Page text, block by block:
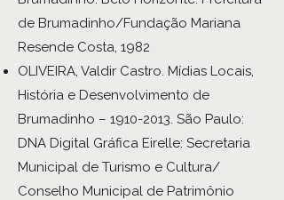
de Brumadinho/Fundação Mariana
Resende Costa, 1982
OLIVEIRA, Valdir Castro. Mídias Locais,
História e Desenvolvimento de
Brumadinho – 1910-2013. São Paulo:
DNA Digital Gráfica Eirelle: Secretaria
Municipal de Turismo e Cultura/
Conselho Municipal de Patrimônio